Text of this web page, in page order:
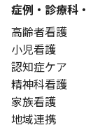
症例・診療科・
高齢者看護
小児看護
認知症ケア
精神科看護
家族看護
地域連携